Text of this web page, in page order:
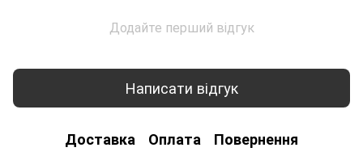
Додайте перший відгук
Написати відгук
Доставка Оплата Повернення